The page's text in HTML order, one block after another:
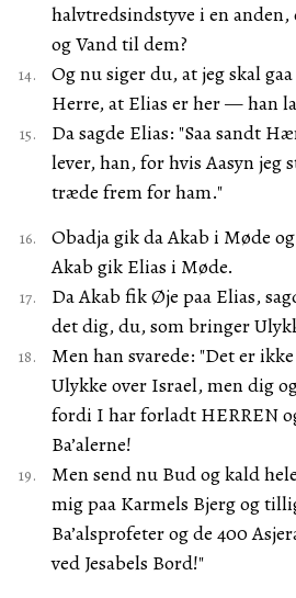
halvtredsindstyve i en
og Vand til dem?
Og nu siger du, at jeg skal
Herre, at Elias er her — han
Da sagde Elias: "Saa sandt
lever, han, for hvis Aasyn jeg
træde frem for ham."
Obadja gik da Akab i Møde
Akab gik Elias i Møde.
Da Akab fik Øje paa Elias,
det dig, du, som bringer
Men han svarede: "Det er
Ulykke over Israel, men dig
fordi I har forladt HERREN
Ba’alerne!
Men send nu Bud og kald
mig paa Karmels Bjerg og
Ba’alsprofeter og de 400
ved Jesabels Bord!"